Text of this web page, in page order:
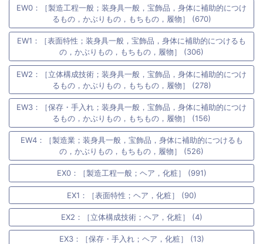
EW0：［製造工程一般；装身具一般，宝飾品，身体に補助的につけ
るもの，かぶりもの，もちもの，履物］ (670)
EW1：［表面特性；装身具一般，宝飾品，身体に補助的につけるも
の，かぶりもの，もちもの，履物］ (306)
EW2：［立体構成技術；装身具一般，宝飾品，身体に補助的につけ
るもの，かぶりもの，もちもの，履物］ (278)
EW3：［保存・手入れ；装身具一般，宝飾品，身体に補助的につけ
るもの，かぶりもの，もちもの，履物］ (156)
EW4：［製造業；装身具一般，宝飾品，身体に補助的につけるも
の，かぶりもの，もちもの，履物］ (526)
EX0：［製造工程一般；ヘア，化粧］ (991)
EX1：［表面特性；ヘア，化粧］ (90)
EX2：［立体構成技術；ヘア，化粧］ (4)
EX3：［保存・手入れ；ヘア，化粧］ (13)